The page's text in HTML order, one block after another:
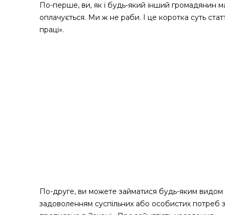
По-перше, ви, як і будь-який інший громадянин
оплачується. Ми ж не раби. І це коротка суть
праці».
По-друге, ви можете займатися будь-яким видом
задоволенням суспільних або особистих